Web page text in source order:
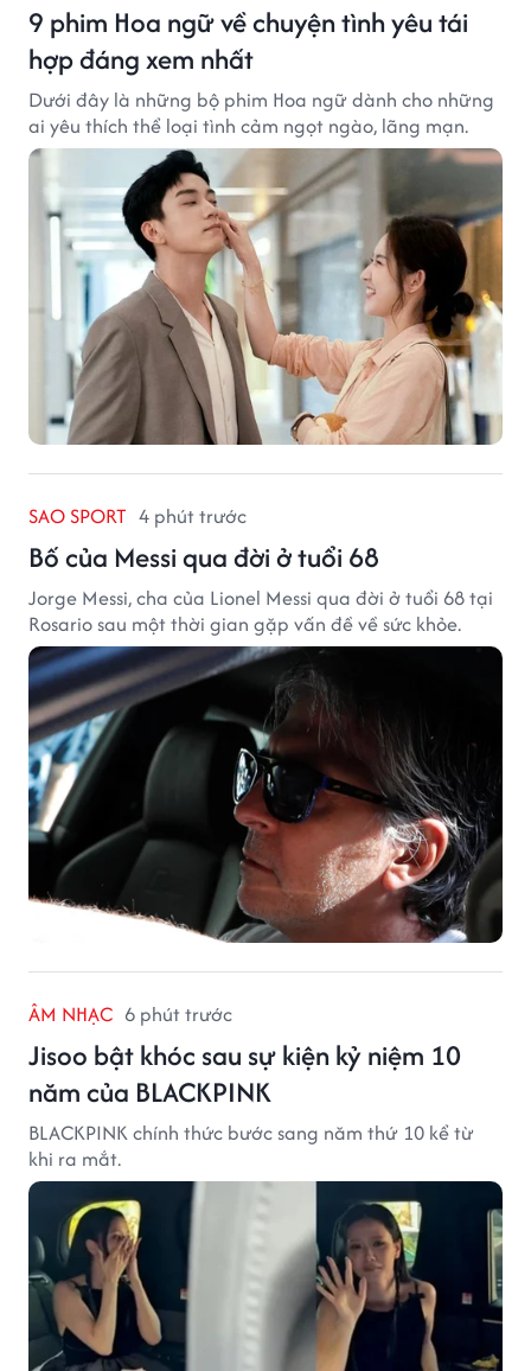
9 phim Hoa ngữ về chuyện tình yêu tái
hợp đáng xem nhất
Dưới đây là những bộ phim Hoa ngữ dành cho những
ai yêu thích thể loại tình cảm ngọt ngào, lãng mạn.
SAO SPORT 4 phút trước
Bố của Messi qua đời ở tuổi 68
Jorge Messi, cha của Lionel Messi qua đời ở tuổi 68 tại
Rosario sau một thời gian gặp vấn đề về sức khỏe.
ÂM NHẠC 6 phút trước
Jisoo bật khóc sau sự kiện kỷ niệm 10
năm của BLACKPINK
BLACKPINK chính thức bước sang năm thứ 10 kể từ
khi ra mắt.